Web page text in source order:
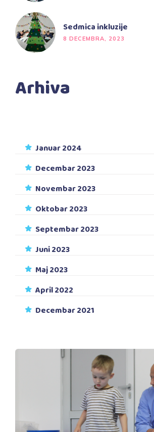
Sedmica inkluzije
8 DECEMBRA, 2023
Arhiva
Januar 2024
Decembar 2023
Novembar 2023
Oktobar 2023
Septembar 2023
Juni 2023
Maj 2023
April 2022
Decembar 2021